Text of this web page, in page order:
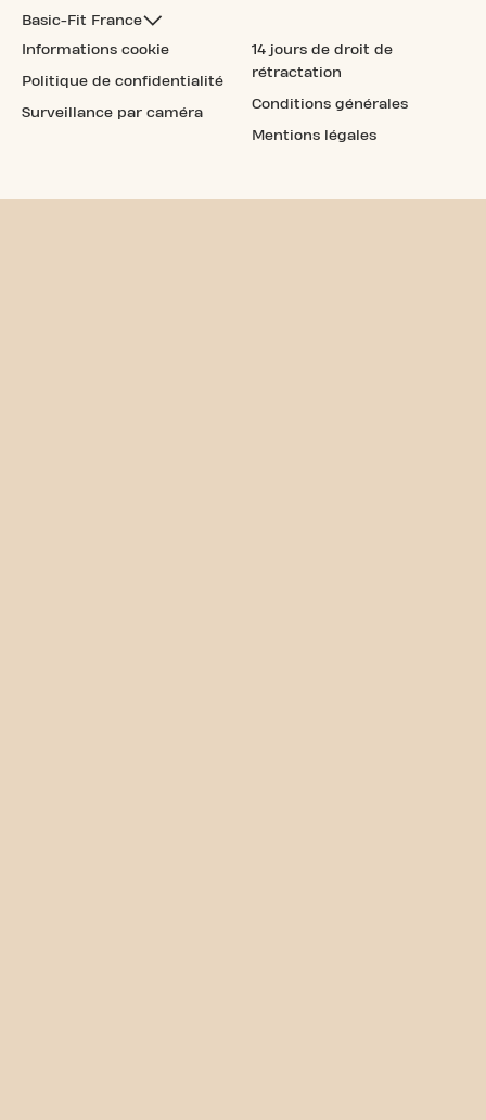
Basic-Fit France
Informations cookie
Politique de confidentialité
Surveillance par caméra
14 jours de droit de
rétractation
Conditions générales
Mentions légales